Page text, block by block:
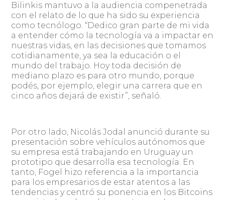
Bilinkis mantuvo a la audiencia compenetrada
con el relato de lo que ha sido su experiencia
como tecnólogo. “Dedico gran parte de mi vida
a entender cómo la tecnología va a impactar en
nuestras vidas, en las decisiones que tomamos
cotidianamente, ya sea la educación o el
mundo del trabajo. Hoy toda decisión de
mediano plazo es para otro mundo, porque
podés, por ejemplo, elegir una carrera que en
cinco años dejará de existir”, señaló.
Por otro lado, Nicolás Jodal anunció durante su
presentación sobre vehículos autónomos que
su empresa está trabajando en Uruguay un
prototipo que desarrolla esa tecnología. En
tanto, Fogel hizo referencia a la importancia
para los empresarios de estar atentos a las
tendencias y centró su ponencia en los Bitcoins